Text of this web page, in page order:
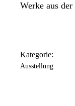
Werke aus
Kategorie:
Ausstellung